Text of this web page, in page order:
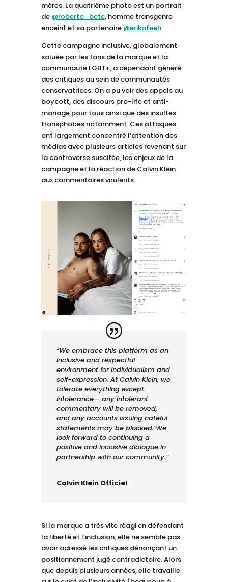
mères. La quatrième photo est un portrait
de @roberto_bete, homme transgenre
enceint et sa partenaire @erikafeeh.
Cette campagne inclusive, globalement
saluée par les fans de la marque et la
communauté LGBT+, a cependant généré
des critiques au sein de communautés
conservatrices. On a pu voir des appels au
boycott, des discours pro-life et anti-
mariage pour tous ainsi que des insultes
transphobes notamment. Ces attaques
ont largement concentré l’attention des
médias avec plusieurs articles revenant sur
la controverse suscitée, les enjeux de la
campagne et la réaction de Calvin Klein
aux commentaires virulents.
“We embrace this platform as an
inclusive and respectful
environment for individualism and
self-expression. At Calvin Klein, we
tolerate everything except
intolerance— any intolerant
commentary will be removed,
and any accounts issuing hateful
statements may be blocked. We
look forward to continuing a
positive and inclusive dialogue in
partnership with our community.”
Calvin Klein Officiel
Si la marque a très vite réagi en défendant
la liberté et l’inclusion, elle ne semble pas
avoir adressé les critiques dénonçant un
positionnement jugé contradictoire. Alors
que depuis plusieurs années, elle travaille